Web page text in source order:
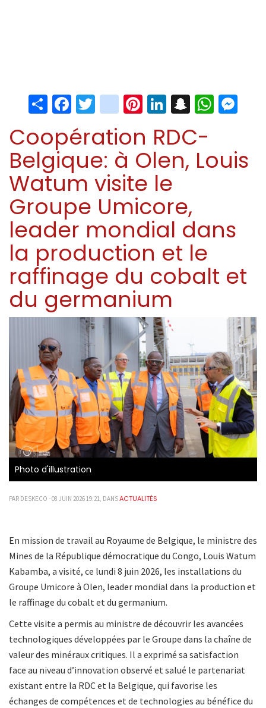
ShareFacebook
Twitter
instagram
Pinterest
LinkedIn
Snapchat
Coopération RDC-
Belgique: à Olen, Louis
Watum visite le
Groupe Umicore,
leader mondial dans
la production et le
raffinage du cobalt et
du germanium
Photo d'illustration
PAR DESKECO - 08 JUIN 2026 19:21, DANSACTUALITÉS
En mission de travail au Royaume de Belgique, le ministre des
Mines de la République démocratique du Congo, Louis Watum
Kabamba, a visité, ce lundi 8 juin 2026, les installations du
Groupe Umicore à Olen, leader mondial dans la production et
le raffinage du cobalt et du germanium.
Cette visite a permis au ministre de découvrir les avancées
technologiques développées par le Groupe dans la chaîne de
valeur des minéraux critiques. Il a exprimé sa satisfaction
face au niveau d’innovation observé et salué le partenariat
existant entre la RDC et la Belgique, qui favorise les
échanges de compétences et de technologies au bénéfice du